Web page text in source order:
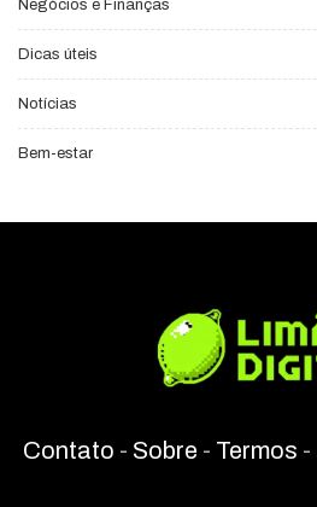
Negócios e Finanças
Dicas úteis
Notícias
Bem-estar
Contato - Sobre - Termos -